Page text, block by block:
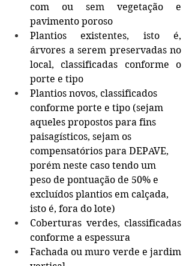
com ou sem vegetação e
pavimento poroso
Plantios existentes, isto é,
árvores a serem preservadas no
local, classificadas conforme o
porte e tipo
Plantios novos, classificados
conforme porte e tipo (sejam
aqueles propostos para fins
paisagísticos, sejam os
compensatórios para DEPAVE,
porém neste caso tendo um
peso de pontuação de 50% e
excluídos plantios em calçada,
isto é, fora do lote)
Coberturas verdes, classificadas
conforme a espessura
Fachada ou muro verde e jardim